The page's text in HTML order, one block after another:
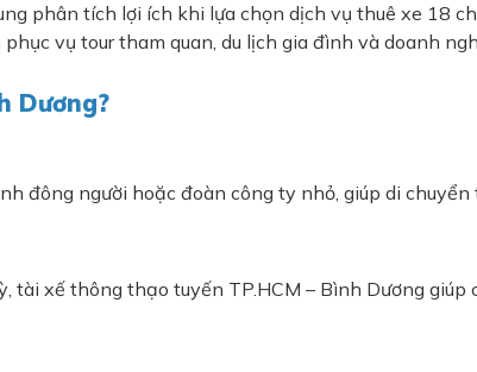
phân tích lợi ích khi lựa chọn dịch vụ thuê xe 18
vụ tour tham quan, du lịch gia đình và doanh
Dương?
đông người hoặc đoàn công ty nhỏ, giúp di
tài xế thông thạo tuyến TP.HCM – Bình Dương giúp